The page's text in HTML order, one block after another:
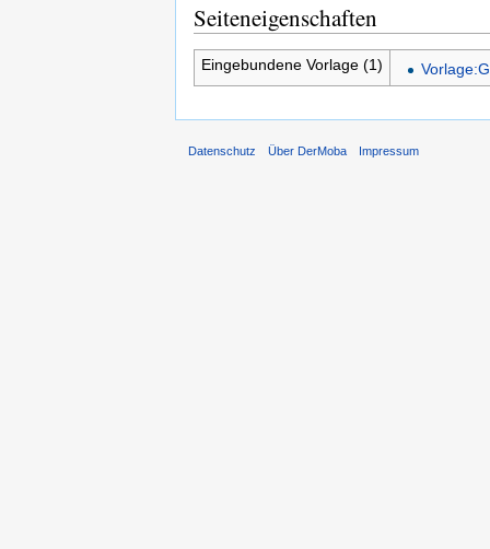
Seiteneigenschaften
Eingebundene Vorlage (1)
Datenschutz Über DerMoba Impressum